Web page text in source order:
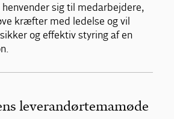
sig til medarbejdere,
kræfter med ledelse og vil
og effektiv styring af en
leverandørtemamøde